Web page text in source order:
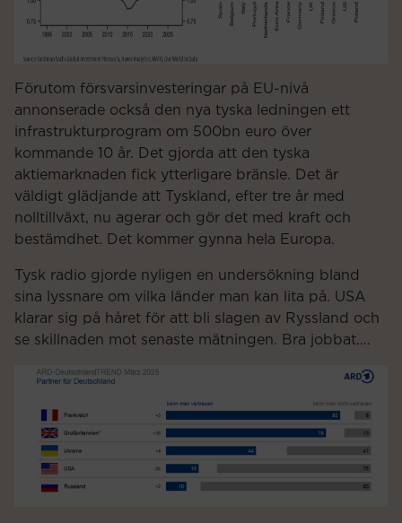
Förutom försvarsinvesteringar på EU-nivå
annonserade också den nya tyska ledningen ett
infrastrukturprogram om 500bn euro över
kommande 10 år. Det gjorda att den tyska
aktiemarknaden fick ytterligare bränsle. Det är
väldigt glädjande att Tyskland, efter tre år med
nolltillväxt, nu agerar och gör det med kraft och
bestämdhet. Det kommer gynna hela Europa.
Tysk radio gjorde nyligen en undersökning bland
sina lyssnare om vilka länder man kan lita på. USA
klarar sig på håret för att bli slagen av Ryssland och
se skillnaden mot senaste mätningen. Bra jobbat….